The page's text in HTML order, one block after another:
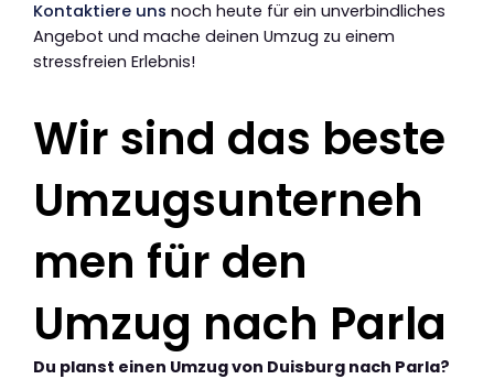
Kontaktiere uns noch heute für ein unverbindliches
Angebot und mache deinen Umzug zu einem
stressfreien Erlebnis!
Wir sind das beste
Umzugsunterneh
men für den
Umzug nach Parla
Du planst einen Umzug von Duisburg nach Parla?